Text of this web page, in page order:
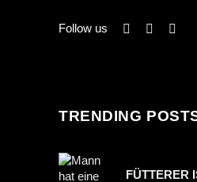
Follow us
TRENDING
FÜTTERER